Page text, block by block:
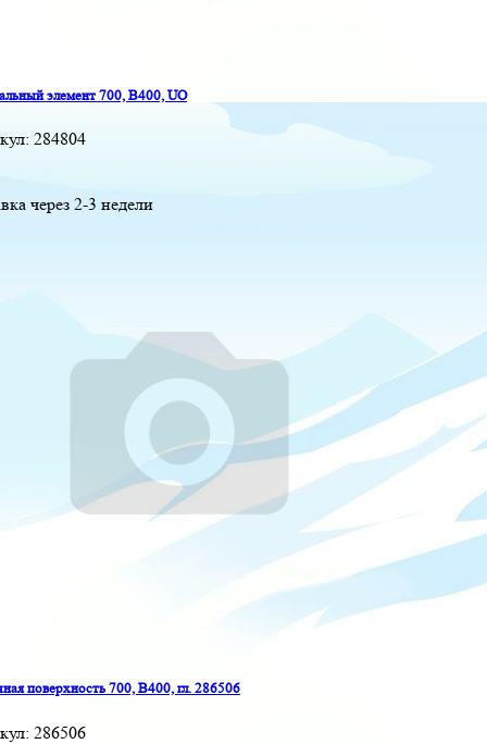
элемент 700, B400, UO
284804
через 2-3 недели
поверхность 700, B400, гл. 286506
286506